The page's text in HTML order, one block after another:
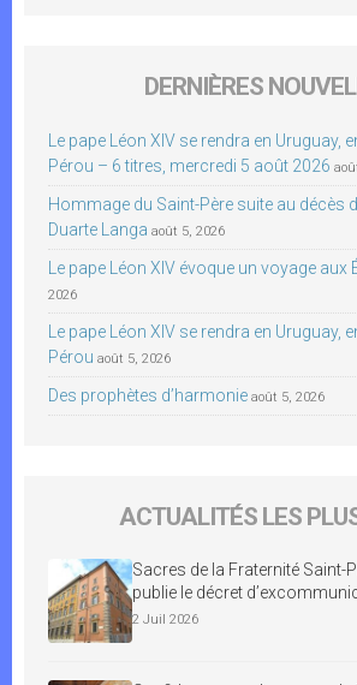
DERNIÈRES
Le pape Léon XIV se rendra en Uruguay,
Pérou – 6 titres, mercredi 5 août 2026
Hommage du Saint-Père suite au décès
Duarte Langa août 5, 2026
Le pape Léon XIV évoque un voyage aux
2026
Le pape Léon XIV se rendra en Uruguay,
Pérou août 5, 2026
Des prophètes d’harmonie août 5, 2026
ACTUALITÉS LES
Sacres de la Fraternité Saint-
publie le décret
2 Juil 2026